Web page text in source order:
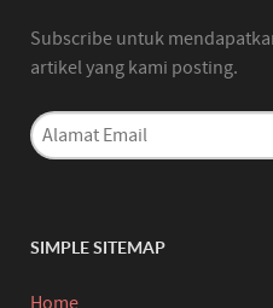
Subscribe untuk
artikel yang kami posting.
SIMPLE SITEMAP